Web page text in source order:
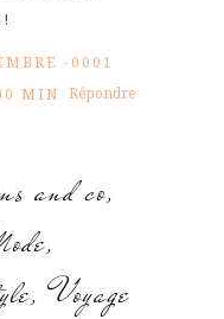
-0001
MIN Répondre
and co,
Voyage